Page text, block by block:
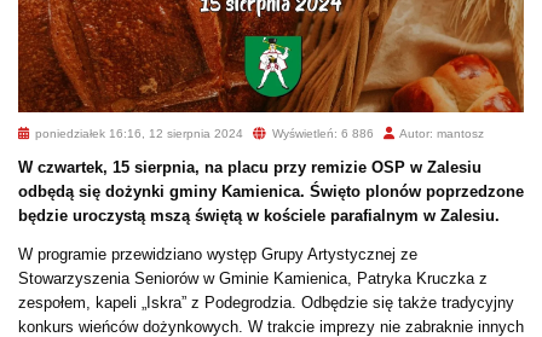
poniedziałek 16:16, 12 sierpnia 2024 Wyświetleń: 6 886 Autor: mantosz
W czwartek, 15 sierpnia, na placu przy remizie OSP w Zalesiu
odbędą się dożynki gminy Kamienica. Święto plonów poprzedzone
będzie uroczystą mszą świętą w kościele parafialnym w Zalesiu.
W programie przewidziano występ Grupy Artystycznej ze
Stowarzyszenia Seniorów w Gminie Kamienica, Patryka Kruczka z
zespołem, kapeli „Iskra” z Podegrodzia. Odbędzie się także tradycyjny
konkurs wieńców dożynkowych. W trakcie imprezy nie zabraknie innych